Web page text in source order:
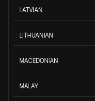
LATVIAN
LITHUANIAN
MACEDONIAN
MALAY